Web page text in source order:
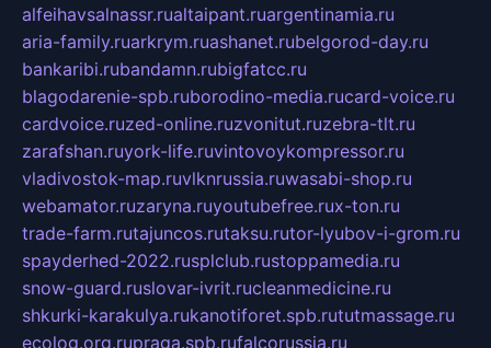
alfeihavsalnassr.rualtaipant.ruargentinamia.ru
aria-family.ruarkrym.ruashanet.rubelgorod-day.ru
bankaribi.rubandamn.rubigfatcc.ru
blagodarenie-spb.ruborodino-media.rucard-voice.ru
cardvoice.ruzed-online.ruzvonitut.ruzebra-tlt.ru
zarafshan.ruyork-life.ruvintovoykompressor.ru
vladivostok-map.ruvlknrussia.ruwasabi-shop.ru
webamator.ruzaryna.ruyoutubefree.rux-ton.ru
trade-farm.rutajuncos.rutaksu.rutor-lyubov-i-grom.ru
spayderhed-2022.rusplclub.rustoppamedia.ru
snow-guard.ruslovar-ivrit.rucleanmedicine.ru
shkurki-karakulya.rukanotiforet.spb.rututmassage.ru
ecolog.org.rupraga.spb.rufalcorussia.ru